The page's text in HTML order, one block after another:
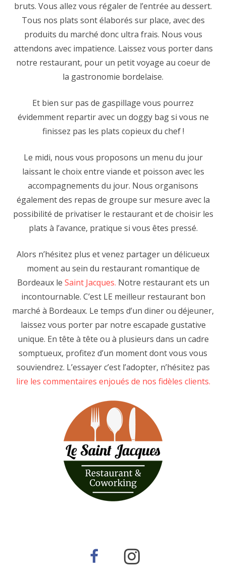
bruts. Vous allez vous régaler de l’entrée au dessert.
Tous nos plats sont élaborés sur place, avec des
produits du marché donc ultra frais. Nous vous
attendons avec impatience. Laissez vous porter dans
notre restaurant, pour un petit voyage au coeur de
la gastronomie bordelaise.
Et bien sur pas de gaspillage vous pourrez
évidemment repartir avec un doggy bag si vous ne
finissez pas les plats copieux du chef !
Le midi, nous vous proposons un menu du jour
laissant le choix entre viande et poisson avec les
accompagnements du jour. Nous organisons
également des repas de groupe sur mesure avec la
possibilité de privatiser le restaurant et de choisir les
plats à l’avance, pratique si vous êtes pressé.
Alors n’hésitez plus et venez partager un délicueux
moment au sein du restaurant romantique de
Bordeaux le Saint Jacques. Notre restaurant ets un
incontournable. C’est LE meilleur restaurant bon
marché à Bordeaux. Le temps d’un diner ou déjeuner,
laissez vous porter par notre escapade gustative
unique. En tête à tête ou à plusieurs dans un cadre
somptueux, profitez d’un moment dont vous vous
souviendrez. L’essayer c’est l’adopter, n’hésitez pas
lire les commentaires enjoués de nos fidèles clients.